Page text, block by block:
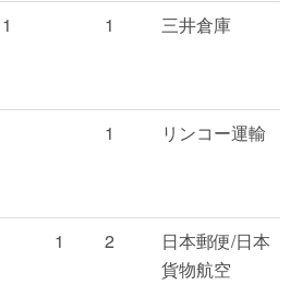
1 1 三井倉庫
1 リンコー運輸
1 2
日本郵便/日本
貨物航空